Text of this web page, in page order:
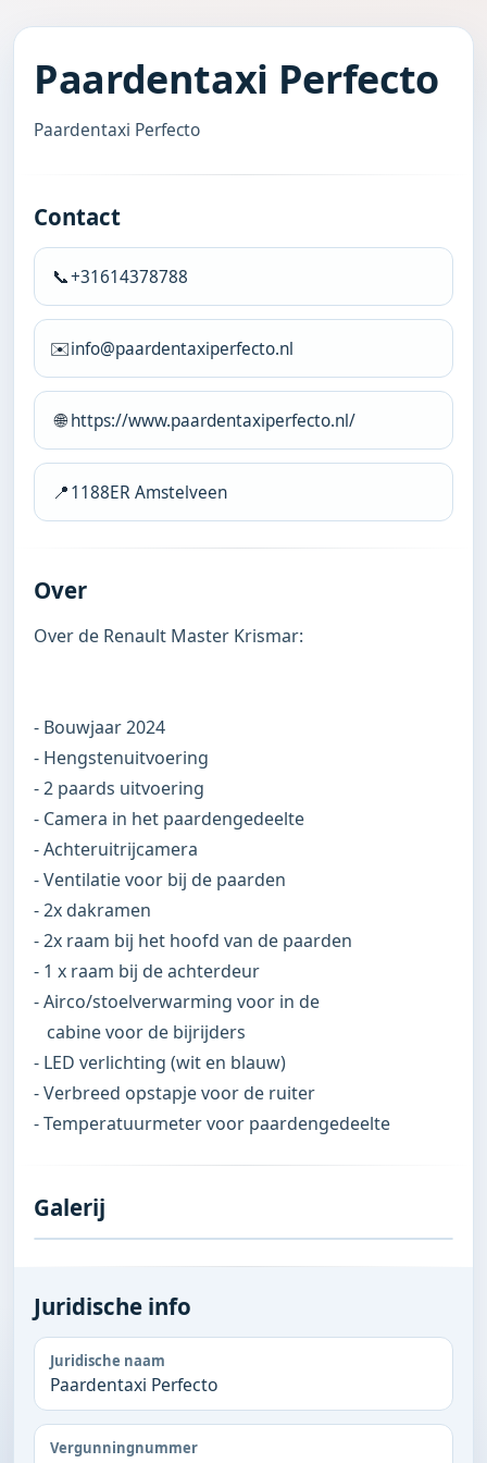
Paardentaxi Perfecto
Paardentaxi Perfecto
Contact
📞+31614378788
✉️info@paardentaxiperfecto.nl
🌐 https://www.paardentaxiperfecto.nl/
📍1188ER Amstelveen
Over
Over de Renault Master Krismar:
- Bouwjaar 2024
- Hengstenuitvoering
- 2 paards uitvoering
- Camera in het paardengedeelte
- Achteruitrijcamera
- Ventilatie voor bij de paarden
- 2x dakramen
- 2x raam bij het hoofd van de paarden
- 1 x raam bij de achterdeur
- Airco/stoelverwarming voor in de
- LED verlichting (wit en blauw)
- Verbreed opstapje voor de ruiter
- Temperatuurmeter voor paardengedeelte
Galerij
Juridische info
Juridische naam
Paardentaxi Perfecto
Vergunningnummer